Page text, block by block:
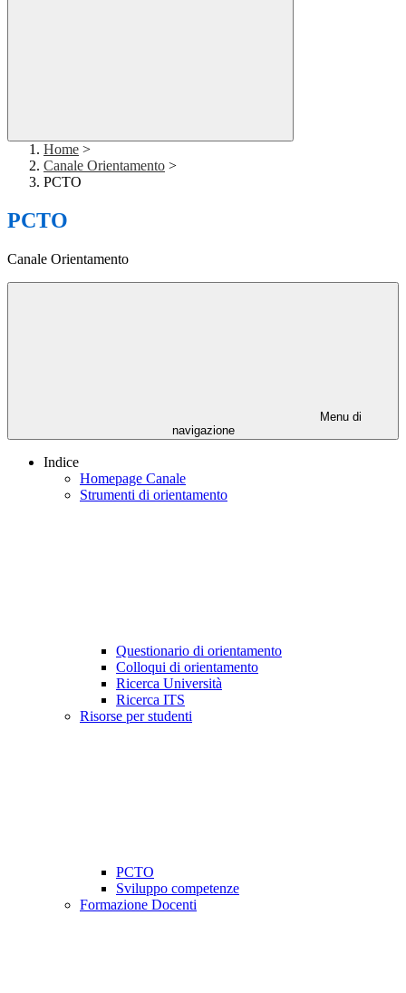
Home >
Canale Orientamento >
PCTO
PCTO
Canale Orientamento
Menu di
navigazione
Indice
Homepage Canale
Strumenti di orientamento
Questionario di orientamento
Colloqui di orientamento
Ricerca Università
Ricerca ITS
Risorse per studenti
PCTO
Sviluppo competenze
Formazione Docenti